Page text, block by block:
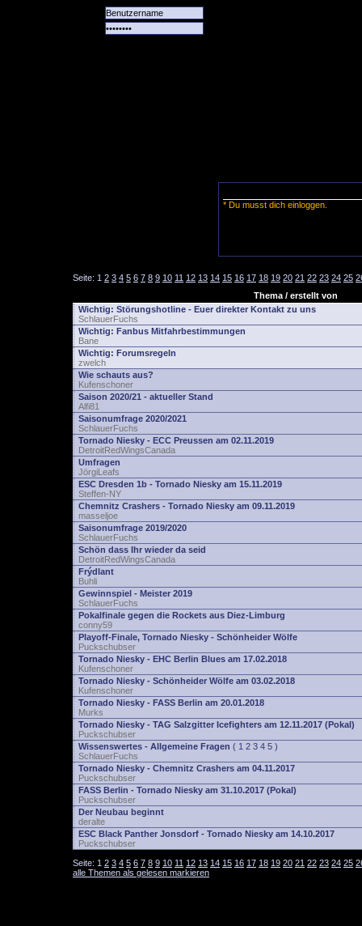
* Du musst dich einloggen.
Seite: 1 2 3 4 5 6 7 8 9 10 11 12 13 14 15 16 17 18 19 20 21 22 23 24 25
Thema / erstellt von
Wichtig: Störungshotline - Euer direkter Kontakt zu uns
SchlauerFuchs
Wichtig: Fanbus Mitfahrbestimmungen
Bane
Wichtig: Forumsregeln
zwelch
Wie schauts aus?
Kufenschoner
Saison 2020/21 - aktueller Stand
Alfi81
Saisonumfrage 2020/2021
SchlauerFuchs
Tornado Niesky - ECC Preussen am 02.11.2019
DetroitRedWingsCanada
Umfragen
JörgiLeafs
ESC Dresden 1b - Tornado Niesky am 15.11.2019
Steffen-NY
Chemnitz Crashers - Tornado Niesky am 09.11.2019
masseljoe
Saisonumfrage 2019/2020
SchlauerFuchs
Schön dass Ihr wieder da seid
DetroitRedWingsCanada
Frýdlant
Buhli
Gewinnspiel - Meister 2019
SchlauerFuchs
Pokalfinale gegen die Rockets aus Diez-Limburg
conny59
Playoff-Finale, Tornado Niesky - Schönheider Wölfe
Puckschubser
Tornado Niesky - EHC Berlin Blues am 17.02.2018
Kufenschoner
Tornado Niesky - Schönheider Wölfe am 03.02.2018
Kufenschoner
Tornado Niesky - FASS Berlin am 20.01.2018
Murks
Tornado Niesky - TAG Salzgitter Icefighters am 12.11.2017 (Pokal)
Puckschubser
Wissenswertes - Allgemeine Fragen ( 1 2 3 4 5 )
SchlauerFuchs
Tornado Niesky - Chemnitz Crashers am 04.11.2017
Puckschubser
FASS Berlin - Tornado Niesky am 31.10.2017 (Pokal)
Puckschubser
Der Neubau beginnt
deralte
ESC Black Panther Jonsdorf - Tornado Niesky am 14.10.2017
Puckschubser
Seite: 1 2 3 4 5 6 7 8 9 10 11 12 13 14 15 16 17 18 19 20 21 22 23 24 25
alle Themen als gelesen markieren